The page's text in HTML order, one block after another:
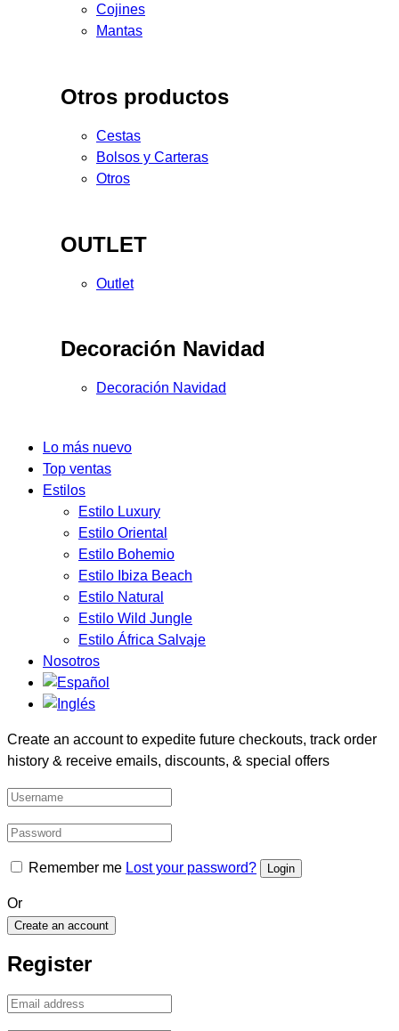
Cojines
Mantas
Otros productos
Cestas
Bolsos y Carteras
Otros
OUTLET
Outlet
Decoración Navidad
Decoración Navidad
Lo más nuevo
Top ventas
Estilos
Estilo Luxury
Estilo Oriental
Estilo Bohemio
Estilo Ibiza Beach
Estilo Natural
Estilo Wild Jungle
Estilo África Salvaje
Nosotros
Create an account to expedite future checkouts, track order
history & receive emails, discounts, & special offers
Remember me Lost your password?
Or
Create an account
Register